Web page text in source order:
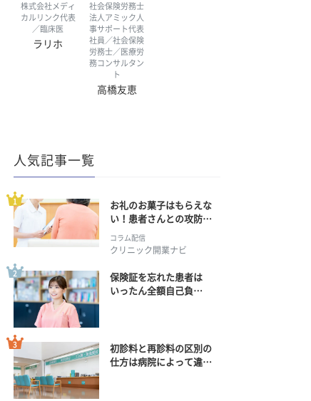
株式会社メディ
カルリンク代表
／臨床医
ラリホ
社会保険労務士
法人アミック人
事サポート代表
社員／社会保険
労務士／医療労
務コンサルタン
ト
高橋友恵
人気記事一覧
お礼のお菓子はもらえな
い！患者さんとの攻防の
コラム配信
クリニック開業ナビ
保険証を忘れた患者は
いったん全額自己負
初診料と再診料の区別の
仕方は病院によって違